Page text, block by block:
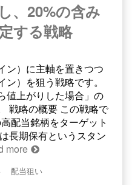
、20%の含み
する戦略
ン）に主軸を置きつつ
）を狙う戦略です。
値上がりした場合」の
戦略の概要 この戦略で
配当銘柄をターゲット
長期保有というスタン
more
配当狙い